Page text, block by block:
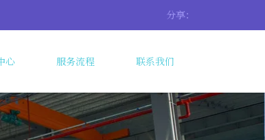
分享：
心 服务流程 联系我们